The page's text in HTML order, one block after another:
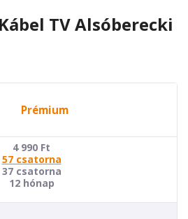
Kábel TV Alsóberecki
Prémium
4 990 Ft
57 csatorna
37 csatorna
12 hónap